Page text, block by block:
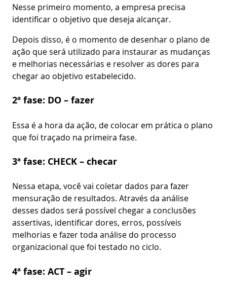
Nesse primeiro momento, a empresa precisa
identificar o objetivo que deseja alcançar.
Depois disso, é o momento de desenhar o plano de
ação que será utilizado para instaurar as mudanças
e melhorias necessárias e resolver as dores para
chegar ao objetivo estabelecido.
2ª fase: DO – fazer
Essa é a hora da ação, de colocar em prática o plano
que foi traçado na primeira fase.
3ª fase: CHECK – checar
Nessa etapa, você vai coletar dados para fazer
mensuração de resultados. Através da análise
desses dados será possível chegar a conclusões
assertivas, identificar dores, erros, possíveis
melhorias e fazer toda análise do processo
organizacional que foi testado no ciclo.
4ª fase: ACT – agir